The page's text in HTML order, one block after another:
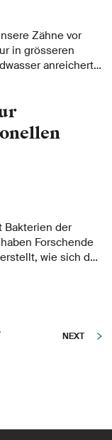
Zähne vor
in grösseren
anreichert,
im
welche
Bakterien der
Forschende
wie sich das
NEXT